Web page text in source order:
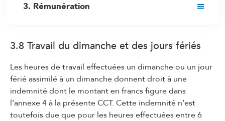
3. Rémunération
3.2 Fixation du salaire initial
3.3 Adaptation du salaire au renchérissement
3.4 Augmentations de salaire
3.5 Treizième salaire
3.6 Composition et versement du salaire
3.8 Travail du dimanche et des jours fériés
Les heures de travail effectuées un dimanche ou un jour
férié assimilé à un dimanche donnent droit à une
indemnité dont le montant en francs figure dans
l’annexe 4 à la présente CCT. Cette indemnité n’est
toutefois due que pour les heures effectuées entre 6